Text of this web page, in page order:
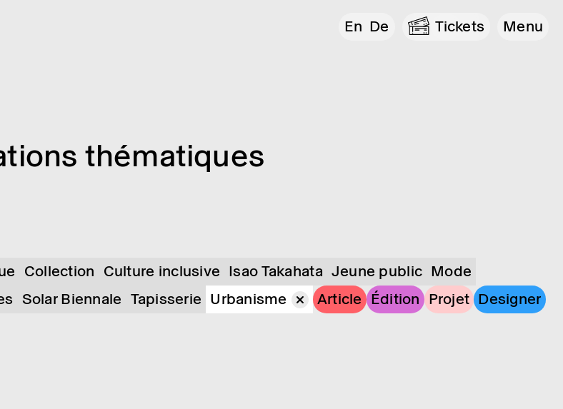
En De Tickets Menu
théma­tiques
Collection Culture inclusive Isao Takahata Jeune public Mode
Solar Biennale Tapisserie Urbanisme Article Édition Projet Designer